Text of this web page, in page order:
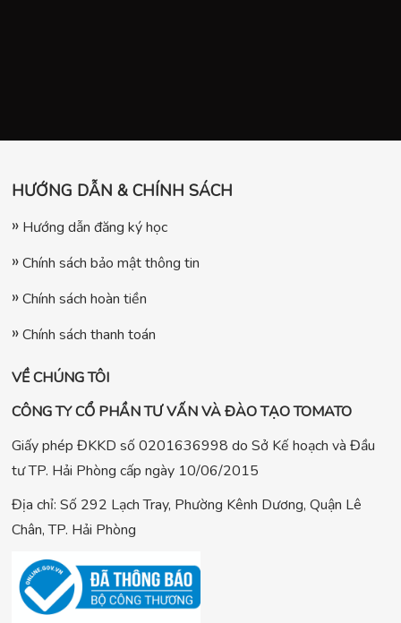
HƯỚNG DẪN & CHÍNH SÁCH
Hướng dẫn đăng ký học
Chính sách bảo mật thông tin
Chính sách hoàn tiền
Chính sách thanh toán
VỀ CHÚNG TÔI
CÔNG TY CỔ PHẦN TƯ VẤN VÀ ĐÀO TẠO TOMATO
Giấy phép ĐKKD số 0201636998 do Sở Kế hoạch và Đầu
tư TP. Hải Phòng cấp ngày 10/06/2015
Địa chỉ: Số 292 Lạch Tray, Phường Kênh Dương, Quận Lê
Chân, TP. Hải Phòng